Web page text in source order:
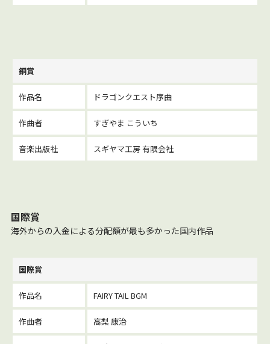
銅賞
作品名 ドラゴンクエスト序曲
作曲者 すぎやま こういち
音楽出版社 スギヤマ工房 有限会社
国際賞
海外からの入金による分配額が最も多かった国内作品
国際賞
作品名 FAIRY TAIL BGM
作曲者 高梨 康治